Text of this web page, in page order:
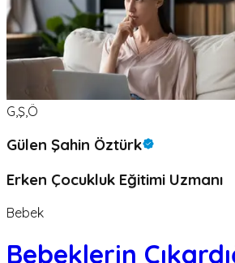
G,Ş,Ö
Gülen Şahin Öztürk
Erken Çocukluk Eğitimi Uzmanı
Bebek
Bebeklerin